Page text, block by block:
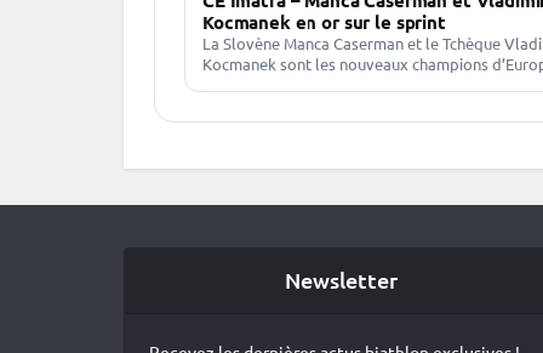
Kocmanek en or sur le sprint
La Slovène Manca Caserman et le Tchèque
Kocmanek sont les nouveaux champions
Newsletter